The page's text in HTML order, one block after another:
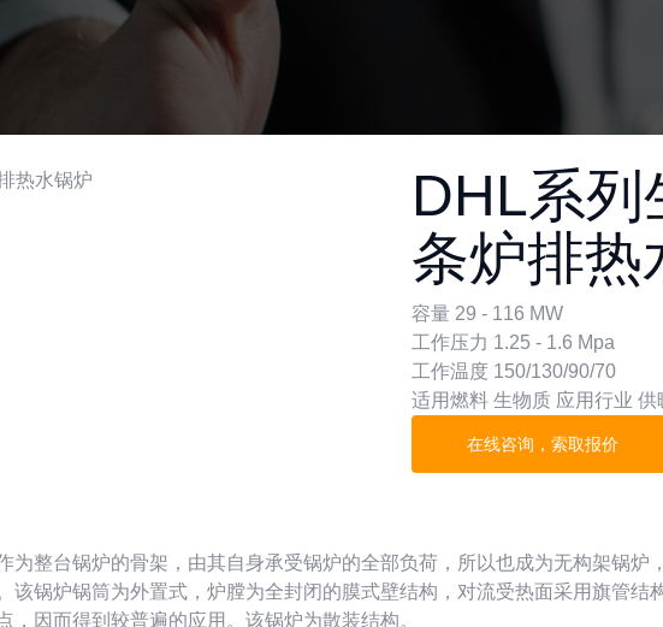
DHL系列
条炉排热
容量 29 - 116 MW
工作压力 1.25 - 1.6 Mpa
工作温度 150/130/90/70
适用燃料 生物质 应用行业 供
在线咨询，索取报价
为整台锅炉的骨架，由其自身承受锅炉的全部负荷，所以也成为无构架锅炉
该锅炉锅筒为外置式，炉膛为全封闭的膜式壁结构，对流受热面采用旗管结
，因而得到较普遍的应用。该锅炉为散装结构。